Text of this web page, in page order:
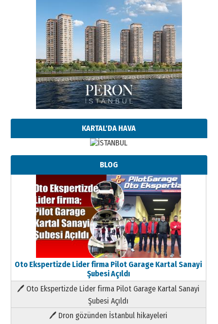
KARTAL'DA HAVA
BLOG
Oto Ekspertizde Lider firma Pilot Garage Kartal Sanayi
Şubesi Açıldı
🖊 Oto Ekspertizde Lider firma Pilot Garage Kartal Sanayi
Şubesi Açıldı
🖊 Dron gözünden İstanbul hikayeleri